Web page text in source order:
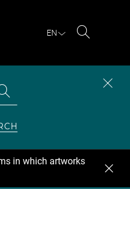
EN
in which artworks